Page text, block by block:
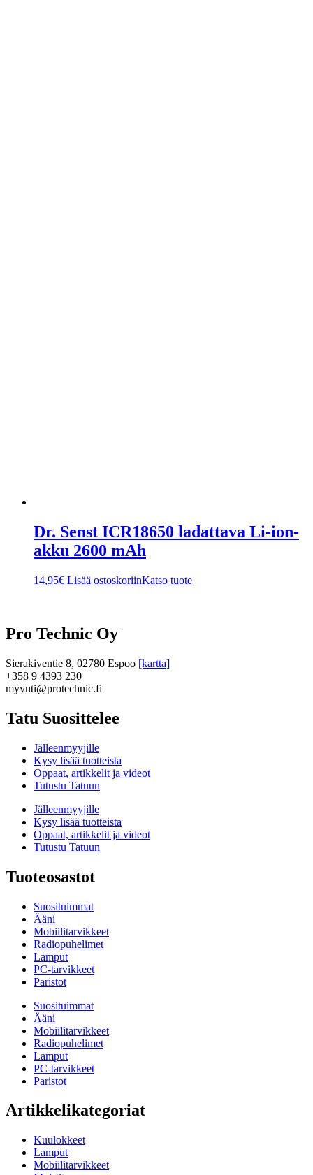
Dr. Senst ICR18650 ladattava Li-ion-
akku 2600 mAh
14,95€ Lisää ostoskoriinKatso tuote
Pro Technic Oy
Sierakiventie 8, 02780 Espoo [kartta]
+358 9 4393 230
myynti@protechnic.fi
Tatu Suosittelee
Jälleenmyyjille
Kysy lisää tuotteista
Oppaat, artikkelit ja videot
Tutustu Tatuun
Jälleenmyyjille
Kysy lisää tuotteista
Oppaat, artikkelit ja videot
Tutustu Tatuun
Tuoteosastot
Suosituimmat
Ääni
Mobiilitarvikkeet
Radiopuhelimet
Lamput
PC-tarvikkeet
Paristot
Suosituimmat
Ääni
Mobiilitarvikkeet
Radiopuhelimet
Lamput
PC-tarvikkeet
Paristot
Artikkelikategoriat
Kuulokkeet
Lamput
Mobiilitarvikkeet